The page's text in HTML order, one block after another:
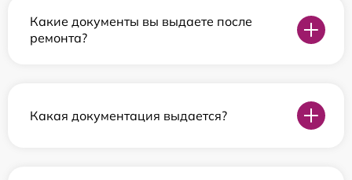
Какие документы вы выдаете после
ремонта?
Какая документация выдается?